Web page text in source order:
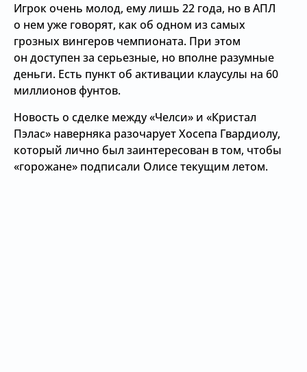
Игрок очень молод, ему лишь 22 года, но в АПЛ
о нем уже говорят, как об одном из самых
грозных вингеров чемпионата. При этом
он доступен за серьезные, но вполне разумные
деньги. Есть пункт об активации клаусулы на 60
миллионов фунтов.
Новость о сделке между «Челси» и «Кристал
Пэлас» наверняка разочарует Хосепа Гвардиолу,
который лично был заинтересован в том, чтобы
«горожане» подписали Олисе текущим летом.